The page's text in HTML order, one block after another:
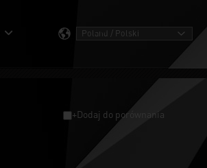
+Dodaj do porównania